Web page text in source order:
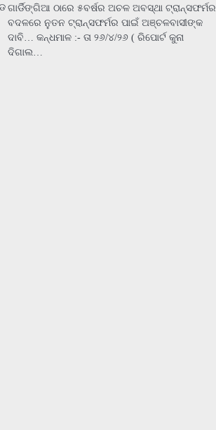
ଗାର୍ଡିଙ୍ଗିଆ ଠାରେ ୫ବର୍ଷର ଅଚଳ ଅବସ୍ଥା ଟ୍ରାନ୍ସଫର୍ମର
ବଦଳରେ ନୁତନ ଟ୍ରାନ୍ସଫର୍ମର ପାଇଁ ଅଞ୍ଚଳବାସୀଙ୍କ
ଦାବି… କନ୍ଧମାଳ :- ତା ୨୬/୪/୨୬ ( ରିପୋର୍ଟ କୁନା
ଦିଗାଲ…